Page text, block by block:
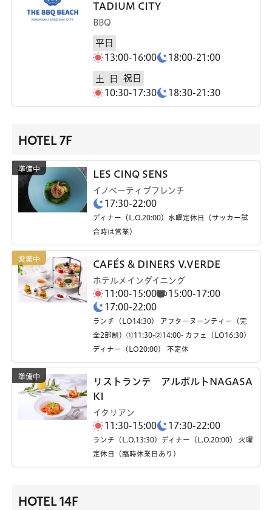
TADIUM CITY
BBQ
平日
13:00-16:00
18:00-21:00
土 日
祝日
10:30-17:30
18:30-21:30
HOTEL 7F
LES CINQ SENS
イノベーティブフレンチ
17:30-22:00
ディナー（L.O.20:00）水曜定休日（サッカー試
合時は営業）
CAFÉS & DINERS V.VERDE
ホテルメインダイニング
11:00-15:00
15:00-17:00
17:00-22:00
ランチ（LO14:30） アフターヌーンティー（完
全2部制）①11:30-②14:00- カフェ（LO16:30）
ディナー（LO20:00） 不定休
リストランテ アルポルトNAGASA
KI
イタリアン
11:30-15:00 17:30-22:00
ランチ（L.O.13:30）ディナー（L.O.20:00） 火曜
定休日（臨時休業日あり）
HOTEL 14F